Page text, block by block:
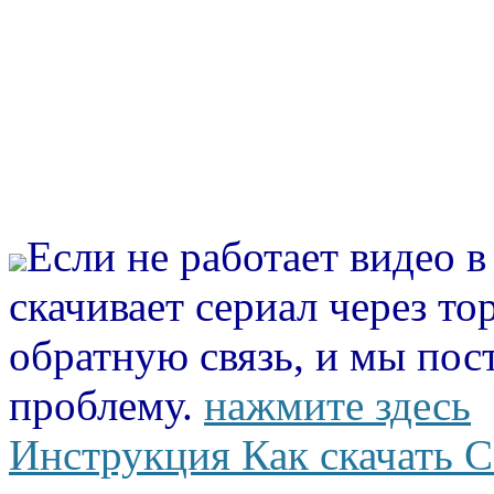
Если не работает видео
скачивает сериал через
обратную связь, и мы
проблему. нажмите здесь
Инструкция Как скачать